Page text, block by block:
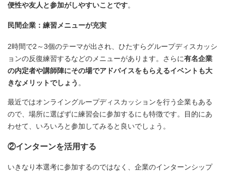
便性や友人と参加がしやすいことです。
民間企業：練習メニューが充実
2時間で2～3個のテーマが出され、ひたすらグループディスカッシ
ョンの反復練習するなどのメニューがあります。さらに有名企業
の内定者や講師陣にその場でアドバイスをもらえるイベントも大
きなメリットでしょう 。
最近ではオンライングループディスカッションを行う企業もある
ので、場所に選ばずに練習会に参加するにも特徴です。目的にあ
わせて、いろいろと参加してみると良いでしょう。
②インターンを活用する
いきなり本選考に参加するのではなく、企業のインターンシップ